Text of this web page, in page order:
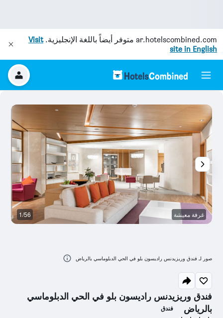
ar.hotelscombined.com متوفر أيضاً باللغة الإنجليزية.Visit
site in English
فندق وريزيدنس راديسون بلو في الحي الدبلوماسي
بالرياض
فندق
غرفة معيشة 1/56
صور لـ فندق وريزيدنس راديسون بلو في الحي الدبلوماسي بالرياض